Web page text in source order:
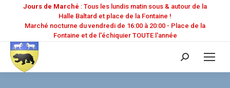
Jours de Marché : Tous les lundis matin sous & autour de la
Halle Baltard et place de la Fontaine !
Marché nocturne du vendredi de 16:00 à 20:00 - Place de la
Fontaine et de l'échiquier TOUTE l'année
Recherche
: